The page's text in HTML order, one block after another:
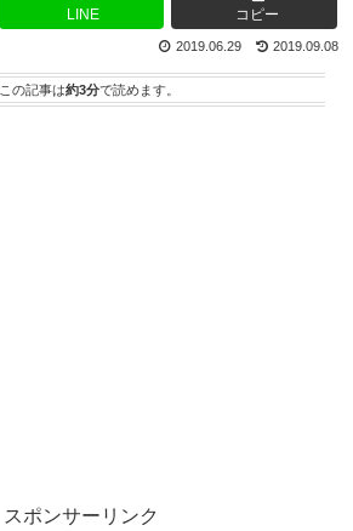
LINE コピー
2019.09.08
2019.06.29
この記事は約3分で読めます。
スポンサーリンク